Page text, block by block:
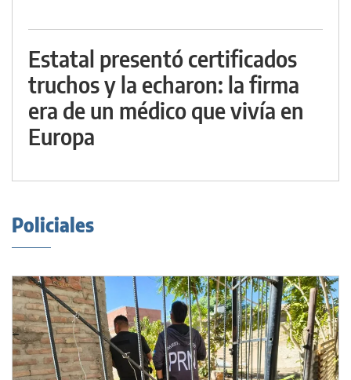
Estatal presentó certificados
truchos y la echaron: la firma
era de un médico que vivía en
Europa
Policiales